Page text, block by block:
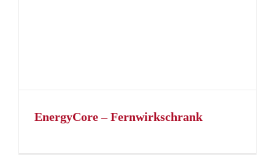
EnergyCore – Fernwirkschrank